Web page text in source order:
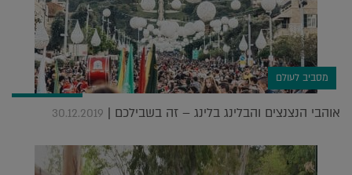
מסביב לעולם
אוהבי הנצנצים והבלינג בלינג – זה בשבילכם | 30.12.2019